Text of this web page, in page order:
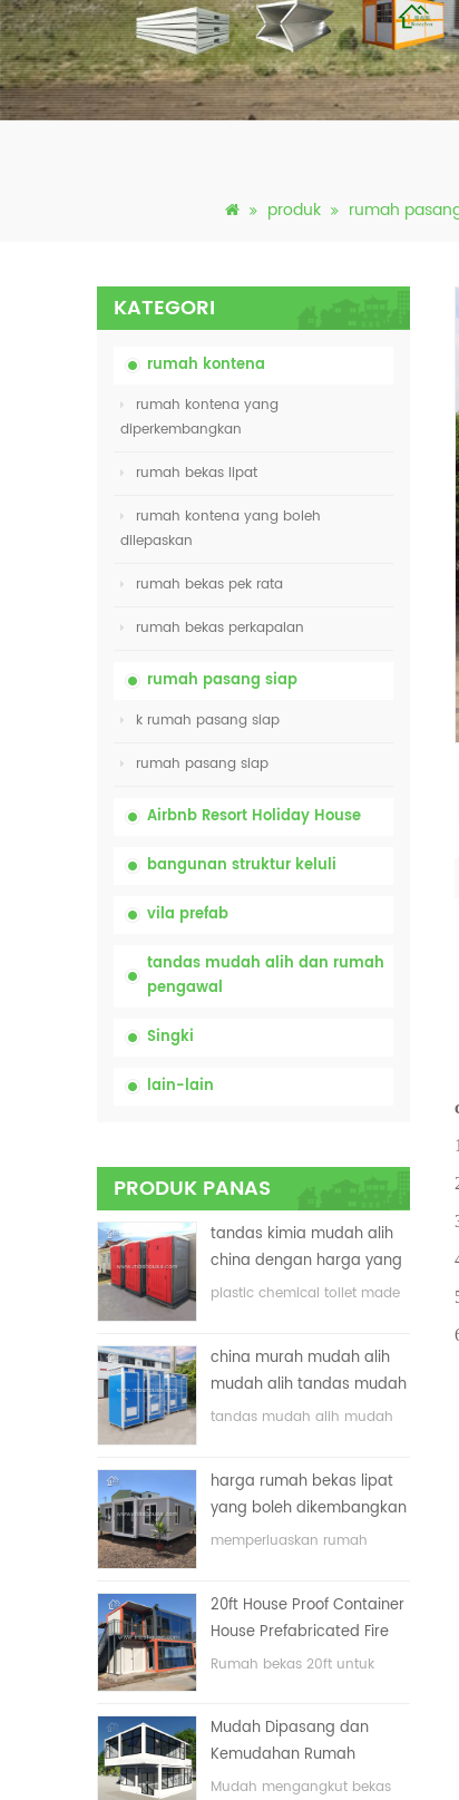
produk rumah
KATEGORI
rumah kontena
rumah kontena yang
diperkembangkan
rumah bekas lipat
rumah kontena yang boleh
dilepaskan
rumah bekas pek rata
rumah bekas perkapalan
rumah pasang siap
k rumah pasang siap
rumah pasang siap
Airbnb Resort Holiday House
bangunan struktur keluli
vila prefab
tandas mudah alih dan rumah
pengawal
Singki
lain-lain
PRODUK PANAS
tandas kimia mudah alih
china dengan harga yang
rendah
plastic chemical toilet made
china murah mudah alih
mudah alih tandas mudah
alih untuk tapak
tandas mudah alih mudah
harga rumah bekas lipat
yang boleh dikembangkan
memperluaskan rumah
20ft House Proof Container
House Prefabricated Fire
House di China
Rumah bekas 20ft untuk
Mudah Dipasang dan
Kemudahan Rumah
Container Pengangkutan
Mudah mengangkut bekas